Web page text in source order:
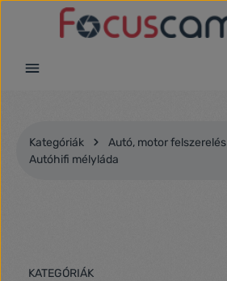
Ugrás a fő tartalomra
Kategóriák Autó, motor felszerelés
Autóhifi mélyláda
KATEGÓRIÁK